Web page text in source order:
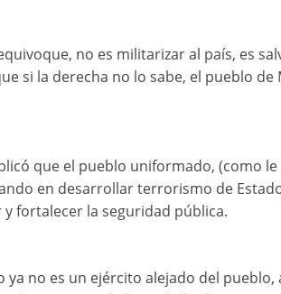
no es militarizar al país, es
si la derecha no lo sabe, el pueblo de
que el pueblo uniformado, (como
en desarrollar terrorismo de
fortalecer la seguridad pública.
ya no es un ejército alejado del